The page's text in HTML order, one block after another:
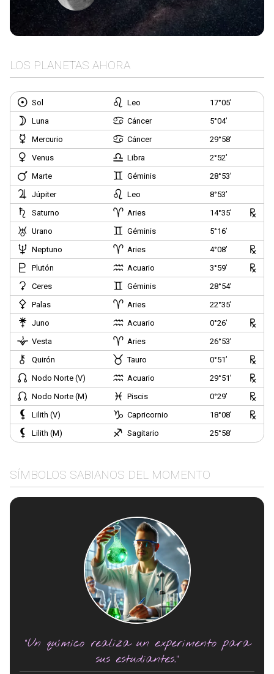
LOS PLANETAS AHORA
Sol Leo
17°05’
Luna
Cáncer
5°04’
Mercurio
Cáncer
29°58’
Venus
Libra
2°52’
Marte
Géminis
28°53’
Júpiter
Leo
8°53’
Saturno
Aries
14°35’
Urano
Géminis
5°16’
Neptuno
Aries
4°08’
Plutón
Acuario
3°59’
Ceres
Géminis
28°54’
Palas
Aries
22°35’
Juno
Acuario
0°26’
Vesta
Aries
26°53’
Quirón
Tauro
0°51’
Nodo Norte (V)
Acuario
29°51’
Nodo Norte (M)
Piscis
0°29’
Lilith (V)
Capricornio
18°08’
Lilith (M)
Sagitario 25°58’
SÍMBOLOS SABIANOS DEL MOMENTO
"Un químico realiza un experimento para
sus estudiantes."